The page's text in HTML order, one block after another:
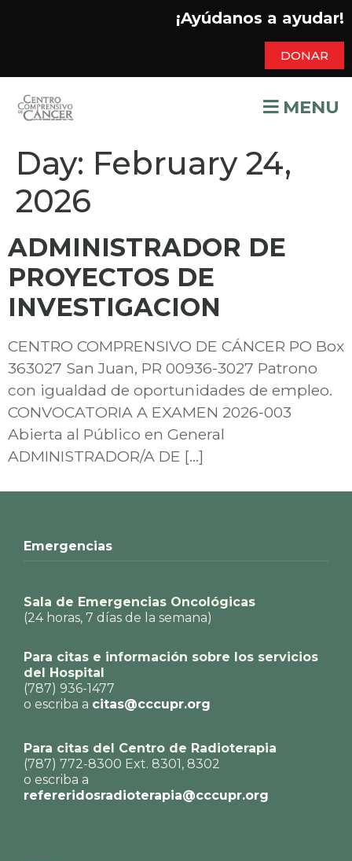
¡Ayúdanos a ayudar!
DONAR
MENU
Day: February 24,
2026
ADMINISTRADOR DE
PROYECTOS DE
INVESTIGACION
CENTRO COMPRENSIVO DE CÁNCER PO Box
363027 San Juan, PR 00936-3027 Patrono
con igualdad de oportunidades de empleo.
CONVOCATORIA A EXAMEN 2026-003
Abierta al Público en General
ADMINISTRADOR/A DE […]
Emergencias
Sala de Emergencias Oncológicas
(24 horas, 7 días de la semana)
Para citas e información sobre los servicios
del Hospital
(787) 936-1477
o escriba a citas@cccupr.org
Para citas del Centro de Radioterapia
(787) 772-8300 Ext. 8301, 8302
o escriba a
refereridosradioterapia@cccupr.org